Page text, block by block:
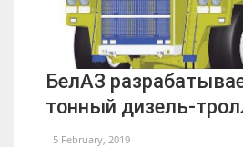
БелАЗ
тонный дизель-
5 February, 2019